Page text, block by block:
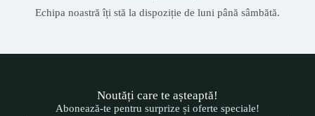
Echipa noastră îți stă la dispoziție de luni până sâmbătă.
Noutăți care te așteaptă!
Abonează-te pentru surprize și oferte speciale!